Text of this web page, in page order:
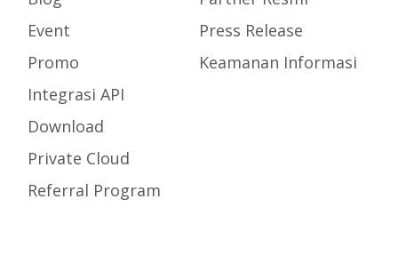
Event
Promo
Integrasi API
Download
Private Cloud
Referral Program
Press Release
Keamanan Informasi